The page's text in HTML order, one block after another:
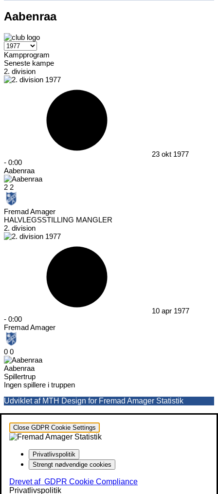
Aabenraa
Kampprogram
Seneste kampe
2. division
23 okt 1977
- 0:00
Aabenraa
2 2
Fremad Amager
HALVLEGSSTILLING MANGLER
2. division
10 apr 1977
- 0:00
Fremad Amager
0 0
Aabenraa
Spillertrup
Ingen spillere i truppen
Udviklet af MTH Design for Fremad Amager Statistik
Close GDPR Cookie Settings
Privatlivspolitik
Strengt nødvendige cookies
Drevet af GDPR Cookie Compliance
Privatlivspolitik